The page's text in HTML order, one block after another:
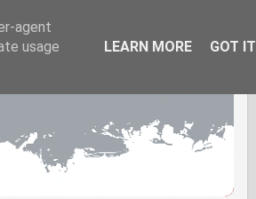
agent
usage
LEARN MORE GOT IT